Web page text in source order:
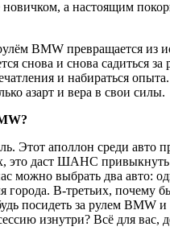
новичком, а настоящим
BMW превращается из
снова и снова садиться за
и набираться
азарт и вера в свои силы.
Этот аполлон среди авто
это даcт ШАНС
можно выбрать два авто:
города. В-третьих, почему
посидеть за рулем BMW и
изнутри? Всё для вас,